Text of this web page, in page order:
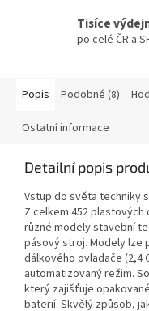
Tisíce
po celé ČR a
Popis Podobné (8)
Ostatní informace
Detailní popis
Vstup do světa techniky
Z celkem 452
různé modely stavební
pásový stroj. Modely lze
dálkového ovladače (2,4
automatizovaný režim.
který zajišťuje
baterií. Skvělý způsob,